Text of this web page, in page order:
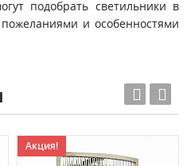
подобрать светильники в
и особенностями
Акция!